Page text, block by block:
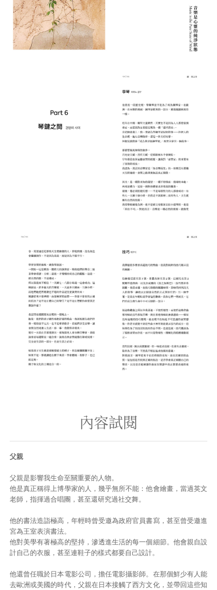
內容試閱
父親
父親是影響我生命至關重要的人物。
他是真正稱得上博學家的人，幾乎無所不能：他會繪畫，當過英文
老師，指揮過合唱團，甚至還研究過社交舞。
他的書法造詣極高，年輕時曾受邀為政府官員書寫，甚至曾受邀進
宮為王室表演書法。
他對美學有著極高的堅持，滲透進生活的每一個細節。他會親自設
計自己的衣服，甚至連鞋子的樣式都要自己設計。
他還曾任職於日本電影公司，擔任電影攝影師。在那個鮮少有人能
去歐洲或美國的時代，父親在日本接觸了西方文化，並帶回這些知